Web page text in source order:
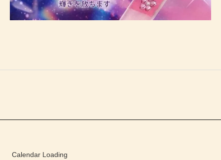
Calendar Loading